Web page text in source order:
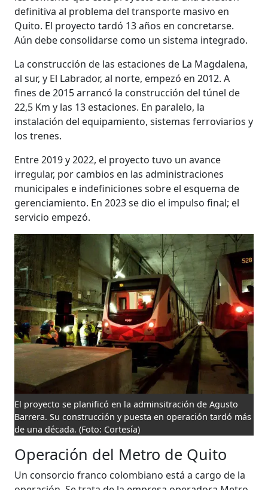
definitiva al problema del transporte masivo en
Quito. El proyecto tardó 13 años en concretarse.
Aún debe consolidarse como un sistema integrado.
La construcción de las estaciones de La Magdalena,
al sur, y El Labrador, al norte, empezó en 2012. A
fines de 2015 arrancó la construcción del túnel de
22,5 Km y las 13 estaciones. En paralelo, la
instalación del equipamiento, sistemas ferroviarios y
los trenes.
Entre 2019 y 2022, el proyecto tuvo un avance
irregular, por cambios en las administraciones
municipales e indefiniciones sobre el esquema de
gerenciamiento. En 2023 se dio el impulso final; el
servicio empezó.
El proyecto se planificó en la adminsitración de Agusto
Barrera. Su construcción y puesta en operación tardó más
de una década. (Foto: Cortesía)
Operación del Metro de Quito
Un consorcio franco colombiano está a cargo de la